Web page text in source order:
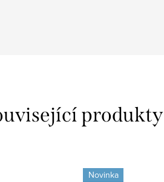
produkty
Novinka